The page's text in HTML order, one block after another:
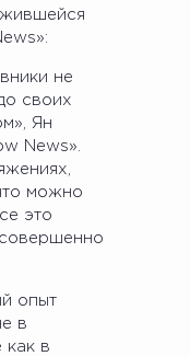
не
своих
Ян
News».
можно
это
опыт
в
как в